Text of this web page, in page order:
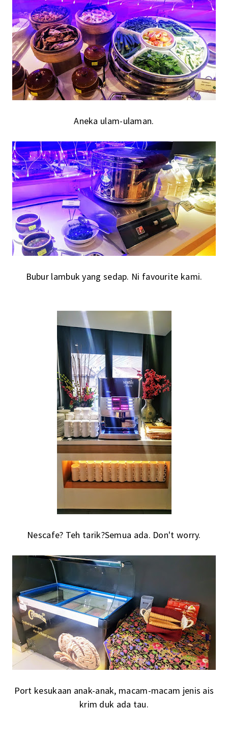
Aneka ulam-ulaman.
Bubur lambuk yang sedap. Ni favourite kami.
Nescafe? Teh tarik?Semua ada. Don't worry.
Port kesukaan anak-anak, macam-macam jenis ais
krim duk ada tau.